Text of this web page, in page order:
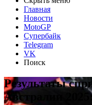
Главная
Новости
MotoGP
Супербайк
Telegram
VK
Поиск
Результаты
Австралии